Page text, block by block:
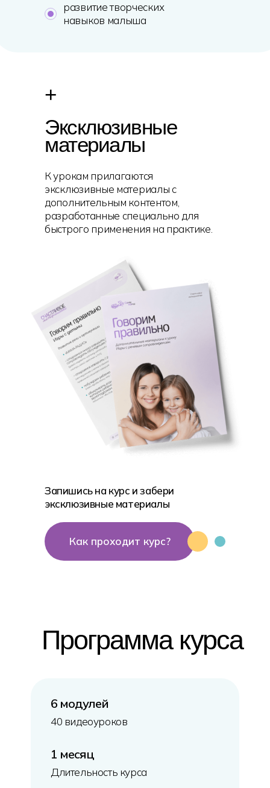
развитие творческих
навыков малыша
Эксклюзивные
материалы
К урокам прилагаются
эксклюзивные материалы с
дополнительным контентом,
разработанные специально для
быстрого применения на практике.
Как проходит курс?
Запишись на курс и забери
эксклюзивные материалы
+
Программа курса
40 видеоуроков
6 модулей
Длительность курса
1 месяц